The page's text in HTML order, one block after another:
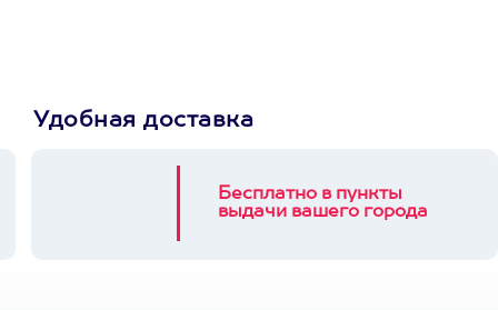
Удобная доставка
Бесплатно в пункты
выдачи вашего города